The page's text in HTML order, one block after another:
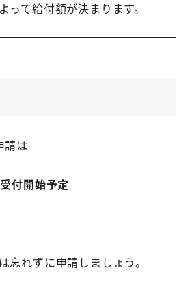
って給付額が決まります。
請は
付開始予定
忘れずに申請しましょう。